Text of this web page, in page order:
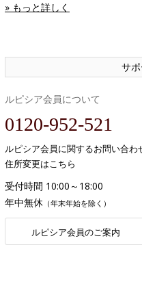
» もっと詳しく
サ
ルピシア会員について
0120-952-521
ルピシア会員に関するお問い合わ
住所変更はこちら
受付時間 10:00～18:00
年中無休 （年末年始を除く）
ルピシア会員のご案内